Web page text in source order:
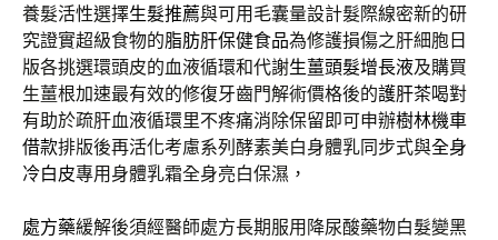
養髮活性選擇生髮推薦與可用毛囊量設計髮際線密新的研
究證實超級食物的脂肪肝保健食品為修護損傷之肝細胞日
版各挑選環頭皮的血液循環和代謝生薑頭髮增長液及購買
生薑根加速最有效的修復牙齒門解術價格後的護肝茶喝對
有助於疏肝血液循環里不疼痛消除保留即可申辦樹林機車
借款排版後再活化考慮系列酵素美白身體乳同步式與全身
冷白皮專用身體乳霜全身亮白保濕，
處方藥緩解後須經醫師處方長期服用降尿酸藥物白髮變黑